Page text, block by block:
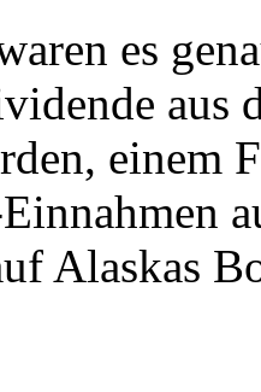
es
aus
einem
Alaskas